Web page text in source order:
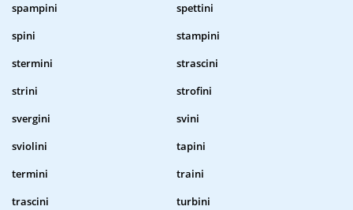
spampini
spettini
spini
stampini
stermini
strascini
strini
strofini
svergini
svini
sviolini
tapini
termini
traini
trascini
turbini